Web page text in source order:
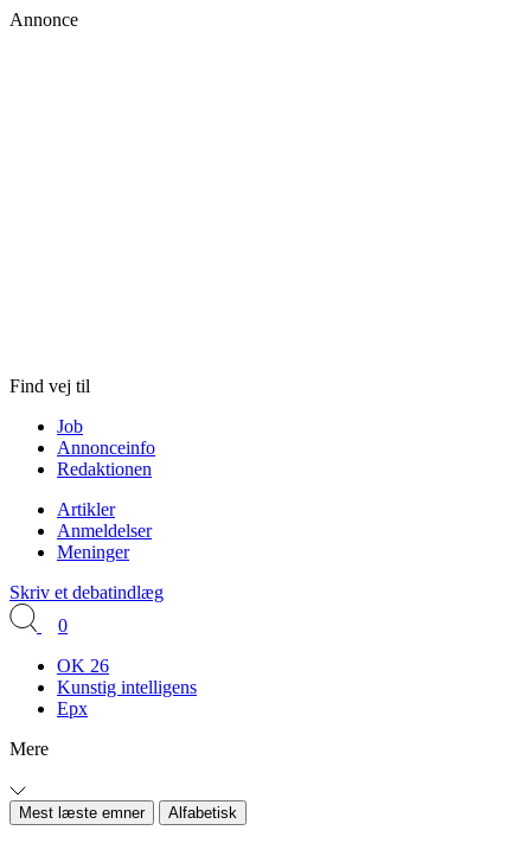
Annonce
Find vej til
Job
Annonceinfo
Redaktionen
Artikler
Anmeldelser
Meninger
Skriv et debatindlæg
0
OK 26
Kunstig intelligens
Epx
Mere
Mest læste emner Alfabetisk